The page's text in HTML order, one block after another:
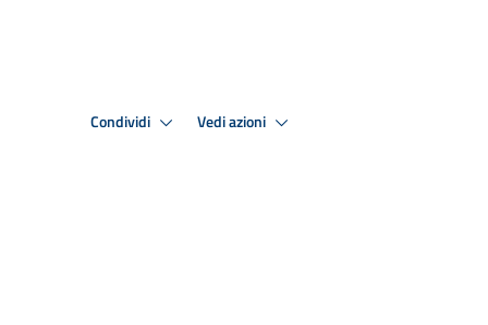
Condividi Vedi azioni